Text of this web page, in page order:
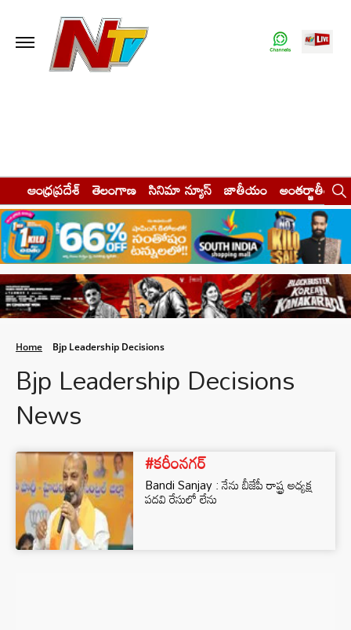
ఆంధ్రప్రదేశ్ తెలంగాణ సినిమా న్యూస్ జాతీయం అంతర్జాతీయం
Home Bjp Leadership Decisions
Bjp Leadership Decisions
News
#కరీంనగర్
Bandi Sanjay : నేను బీజేపీ రాష్ట్ర అధ్యక్ష
పదవి రేసులో లేను